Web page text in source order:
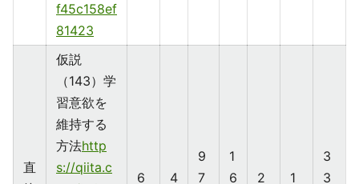
f45c158ef
81423
直
仮説
（143）学
習意欲を
維持する
方法http
s://qiita.c
6 4
9
7
1
6
2 1
3
3